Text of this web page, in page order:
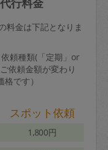
行料金
料金は下記となりま
頼種類(「定期」or
依頼金額が変わり
です）
スポット依頼
1,800円